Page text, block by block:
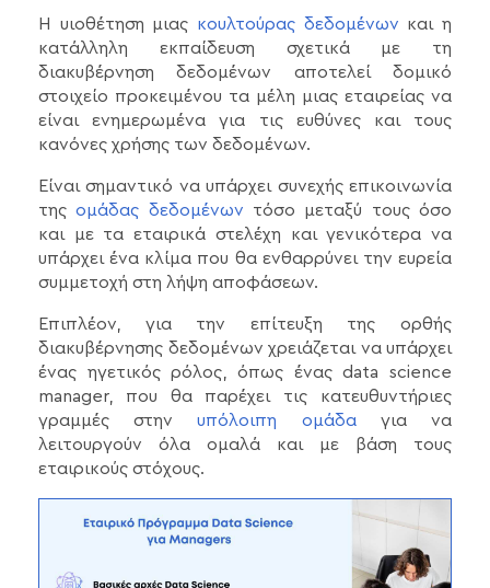
Η υιοθέτηση μιας κουλτούρας δεδομένων και η
κατάλληλη εκπαίδευση σχετικά με τη
διακυβέρνηση δεδομένων αποτελεί δομικό
στοιχείο προκειμένου τα μέλη μιας εταιρείας να
είναι ενημερωμένα για τις ευθύνες και τους
κανόνες χρήσης των δεδομένων.
Είναι σημαντικό να υπάρχει συνεχής επικοινωνία
τηςομάδας δεδομένων τόσο μεταξύ τους όσο
και με τα εταιρικά στελέχη και γενικότερα να
υπάρχει ένα κλίμα που θα ενθαρρύνει την ευρεία
συμμετοχή στη λήψη αποφάσεων.
Επιπλέον, για την επίτευξη της ορθής
διακυβέρνησης δεδομένων χρειάζεται να υπάρχει
ένας ηγετικός ρόλος, όπως ένας data science
manager, που θα παρέχει τις κατευθυντήριες
γραμμές στηνυπόλοιπη ομάδαγια να
λειτουργούν όλα ομαλά και με βάση τους
εταιρικούς στόχους.